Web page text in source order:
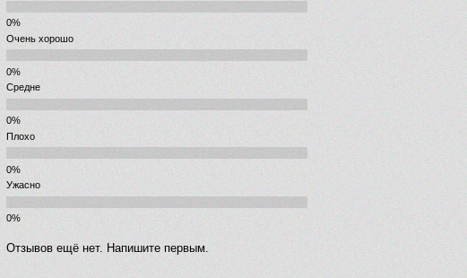
Очень хорошо
Средне
Плохо
Ужасно
Отзывов ещё нет. Напишите первым.